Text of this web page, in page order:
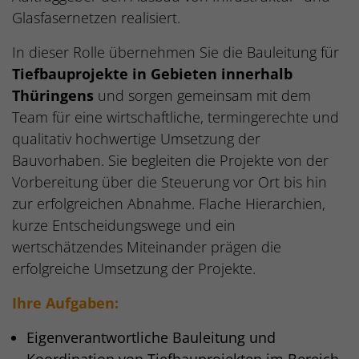
Glasfasernetzen realisiert.
In dieser Rolle übernehmen Sie die Bauleitung für
Tiefbauprojekte in Gebieten innerhalb
Thüringens und sorgen gemeinsam mit dem
Team für eine wirtschaftliche, termingerechte und
qualitativ hochwertige Umsetzung der
Bauvorhaben. Sie begleiten die Projekte von der
Vorbereitung über die Steuerung vor Ort bis hin
zur erfolgreichen Abnahme. Flache Hierarchien,
kurze Entscheidungswege und ein
wertschätzendes Miteinander prägen die
erfolgreiche Umsetzung der Projekte.
Inhalt
Ihre Aufgaben:
Eigenverantwortliche Bauleitung und